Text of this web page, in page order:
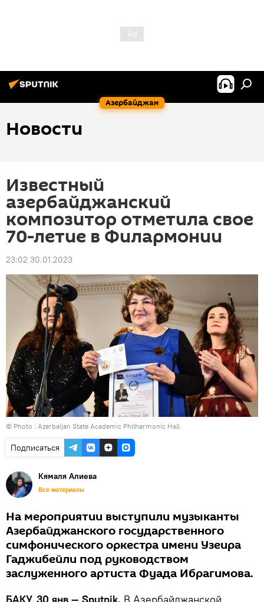
Азербайджан
Новости
Известный
азербайджанский
композитор отметила свое
70-летие в Филармонии
23:02 30.01.2023
© Photo : Azerbaijan State Academic Philharmonic Hall
Подписаться
Кямаля Алиева
Все материалы
На мероприятии выступили музыканты
Азербайджанского государственного
симфонического оркестра имени Узеира
Гаджибейли под руководством
заслуженного артиста Фуада Ибрагимова.
БАКУ, 30 янв — Sputnik. В Азербайджанской